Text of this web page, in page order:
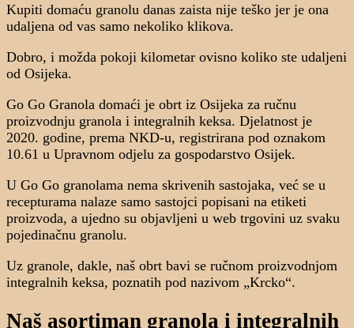
Kupiti domaću granolu danas zaista nije teško jer je ona
udaljena od vas samo nekoliko klikova.
Dobro, i možda pokoji kilometar ovisno koliko ste udaljeni
od Osijeka.
Go Go Granola domaći je obrt iz Osijeka za ručnu
proizvodnju granola i integralnih keksa. Djelatnost je
2020. godine, prema NKD-u, registrirana pod oznakom
10.61 u Upravnom odjelu za gospodarstvo Osijek.
U Go Go granolama nema skrivenih sastojaka, već se u
recepturama nalaze samo sastojci popisani na etiketi
proizvoda, a ujedno su objavljeni u web trgovini uz svaku
pojedinačnu granolu.
Uz granole, dakle, naš obrt bavi se ručnom proizvodnjom
integralnih keksa, poznatih pod nazivom „Krcko“.
Naš asortiman granola i integralnih